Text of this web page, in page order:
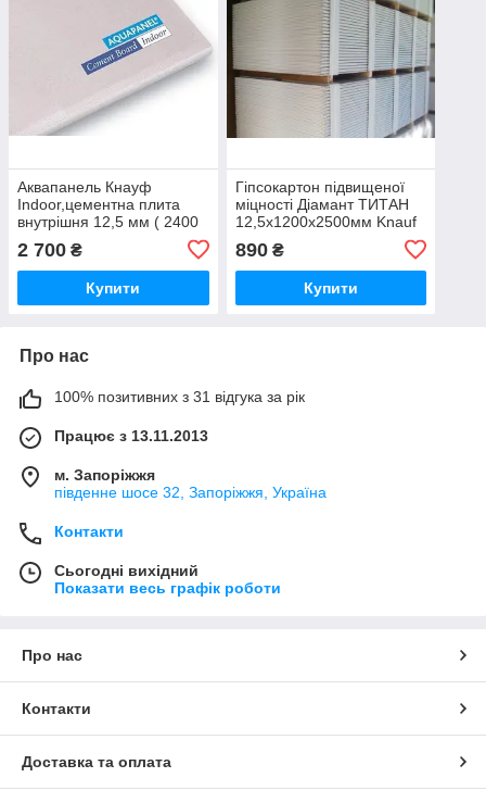
Аквапанель Кнауф
Indoor,цементна плита
внутрішня 12,5 мм ( 2400
2 700 ₴
Купити
Гіпсокартон підвищеної
міцності Діамант ТИТАН
12,5х1200х2500мм Knauf
890₴
Купити
Про нас
100% позитивних з 31 відгука за рік
Працює з 13.11.2013
м. Запоріжжя
південне шосе 32, Запоріжжя, Україна
Контакти
Сьогодні вихідний
Показати весь графік роботи
Про нас
Контакти
Доставка та оплата